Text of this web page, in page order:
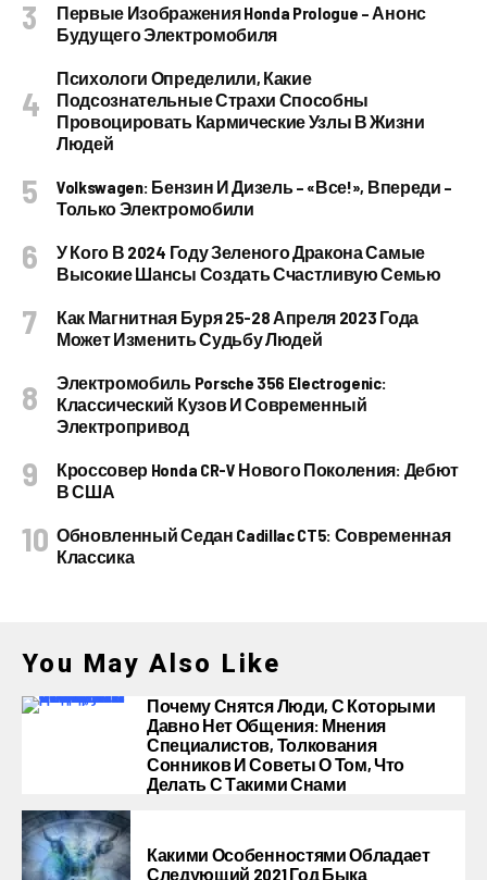
Первые Изображения Honda Prologue – Анонс
Будущего Электромобиля
Психологи Определили, Какие
Подсознательные Страхи Способны
Провоцировать Кармические Узлы В Жизни
Людей
Volkswagen: Бензин И Дизель – «все!», Впереди –
Только Электромобили
У Кого В 2024 Году Зеленого Дракона Самые
Высокие Шансы Создать Счастливую Семью
Как Магнитная Буря 25-28 Апреля 2023 Года
Может Изменить Судьбу Людей
Электромобиль Porsche 356 Electrogenic:
Классический Кузов И Современный
Электропривод
Кроссовер Honda CR-V Нового Поколения: Дебют
В США
Обновленный Седан Cadillac CT5: Современная
Классика
You May Also Like
Почему Снятся Люди, С Которыми
Давно Нет Общения: Мнения
Специалистов, Толкования
Сонников И Советы О Том, Что
Делать С Такими Снами
Какими Особенностями Обладает
Следующий 2021 Год Быка